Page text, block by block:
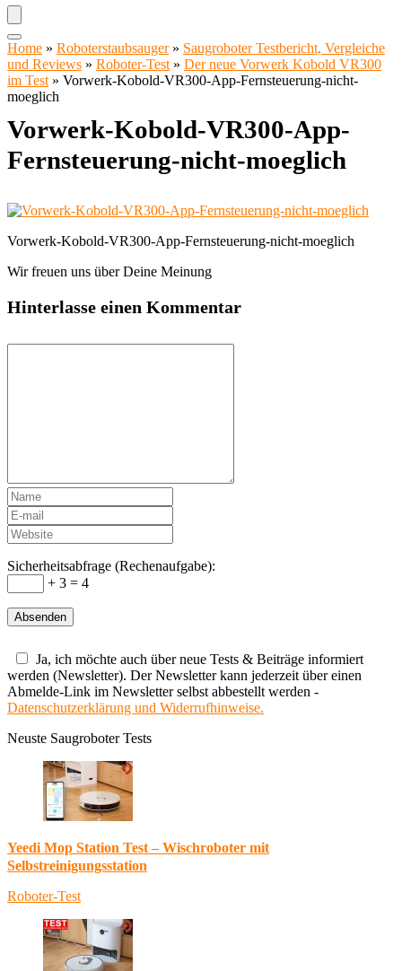
Home » Roboterstaubsauger» Saugroboter Testbericht, Vergleiche
und Reviews » Roboter-Test » Der neue Vorwerk Kobold VR300
im Test » Vorwerk-Kobold-VR300-App-Fernsteuerung-nicht-
moeglich
Vorwerk-Kobold-VR300-App-
Fernsteuerung-nicht-moeglich
Vorwerk-Kobold-VR300-App-Fernsteuerung-nicht-moeglich
Wir freuen uns über Deine Meinung
Hinterlasse einen Kommentar
Sicherheitsabfrage (Rechenaufgabe):
+ 3 = 4
Ja, ich möchte auch über neue Tests & Beiträge informiert
werden (Newsletter). Der Newsletter kann jederzeit über einen
Abmelde-Link im Newsletter selbst abbestellt werden -
Datenschutzerklärung und Widerrufhinweise.
Neuste Saugroboter Tests
Yeedi Mop Station Test – Wischroboter mit
Selbstreinigungsstation
Roboter-Test